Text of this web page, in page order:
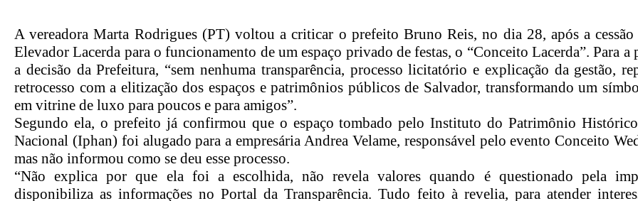
A vereadora Marta Rodrigues (PT) voltou a criticar o prefeito Bruno Reis, no dia 28, após a cessão
Elevador Lacerda para o funcionamento de um espaço privado de festas, o “Conceito Lacerda”. Para a
a decisão da Prefeitura, “sem nenhuma transparência, processo licitatório e explicação da gestão,
retrocesso com a elitização dos espaços e patrimônios públicos de Salvador, transformando um
em vitrine de luxo para poucos e para amigos”.
Segundo ela, o prefeito já confirmou que o espaço tombado pelo Instituto do Patrimônio
Nacional (Iphan) foi alugado para a empresária Andrea Velame, responsável pelo evento Conceito
mas não informou como se deu esse processo.
“Não explica por que ela foi a escolhida, não revela valores quando é questionado pela
disponibiliza as informações no Portal da Transparência. Tudo feito à revelia, para atender